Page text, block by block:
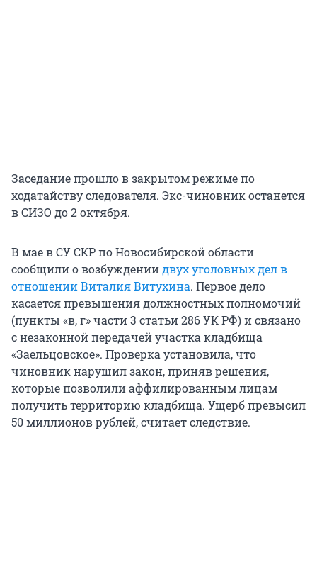
Заседание прошло в закрытом режиме по
ходатайству следователя. Экс-чиновник останется
в СИЗО до 2 октября.
В мае в СУ СКР по Новосибирской области
сообщили о возбуждениидвух уголовных дел в
отношении Виталия Витухина. Первое дело
касается превышения должностных полномочий
(пункты «в, г» части 3 статьи 286 УК РФ) и связано
с незаконной передачей участка кладбища
«Заельцовское». Проверка установила, что
чиновник нарушил закон, приняв решения,
которые позволили аффилированным лицам
получить территорию кладбища. Ущерб превысил
50 миллионов рублей, считает следствие.